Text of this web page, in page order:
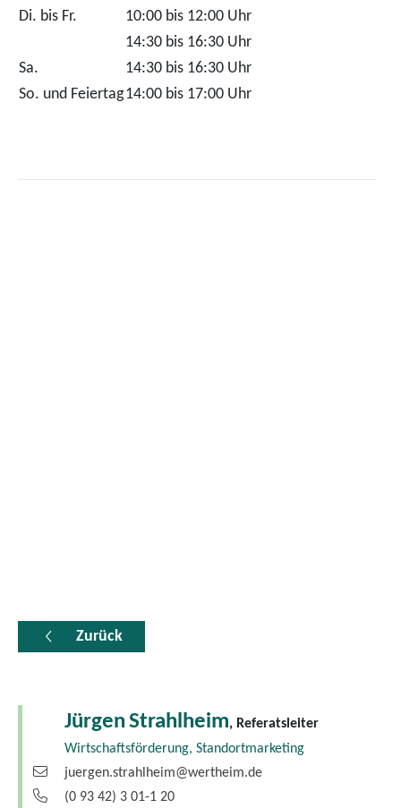
Di. bis Fr.
10:00 bis 12:00 Uhr
14:30 bis 16:30 Uhr
Sa.
14:30 bis 16:30 Uhr
So. und Feiertag14:00 bis 17:00 Uhr
Zurück
JürgenStrahlheim, Referatsleiter
Wirtschaftsförderung, Standortmarketing
juergen.strahlheim@wertheim.de
(0 93 42) 3 01-1 20